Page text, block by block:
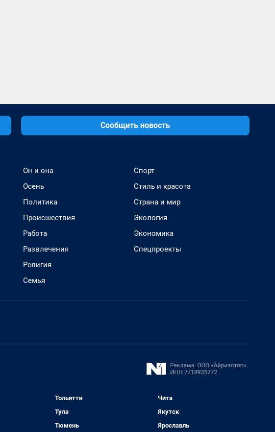
Сообщить новость
Он и она
Осень
Политика
Происшествия
Работа
Развлечения
Религия
Семья
Спорт
Стиль и красота
Страна и мир
Экология
Экономика
Спецпроекты
Тольятти
Тула
Тюмень
Чита
Якутск
Ярославль